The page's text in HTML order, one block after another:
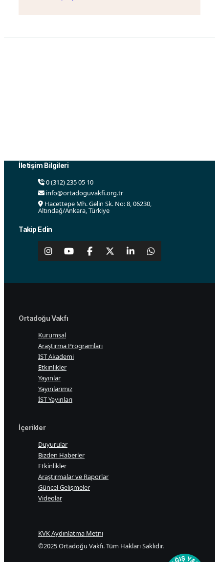
İletişim Bilgileri
0 (312) 235 05 10
info@ortadoguvakfi.org.tr
Hacettepe Mh. Gelin Sk. No: 8, 06230,
Altındağ/Ankara, Türkiye
Takip Edin
Ortadoğu Vakfı
Kurumsal
Araştırma Programları
IST Akademi
Etkinlikler
Yayınlar
Yayınlarımız
İST Yayınları
İçerikler
Duyurular
Bizden Haberler
Etkinlikler
Araştırmalar ve Raporlar
Güncel Gelişmeler
Videolar
KVK Aydınlatma Metni
©2025 Ortadoğu Vakfı. Tüm Hakları Saklıdır.